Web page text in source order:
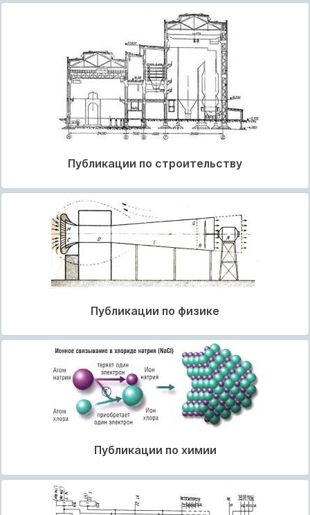
Публикации по строительству
Публикации по физике
Публикации по химии